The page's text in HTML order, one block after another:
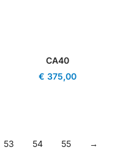
CA40
€ 375,00
53 54 55 →